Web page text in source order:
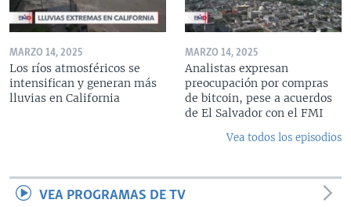
MARZO 14, 2025
Los ríos atmosféricos se
intensifican y generan más
lluvias en California
MARZO 14, 2025
Analistas expresan
preocupación por compras
de bitcoin, pese a acuerdos
de El Salvador con el FMI
Vea todos los episodios
VEA PROGRAMAS DE TV